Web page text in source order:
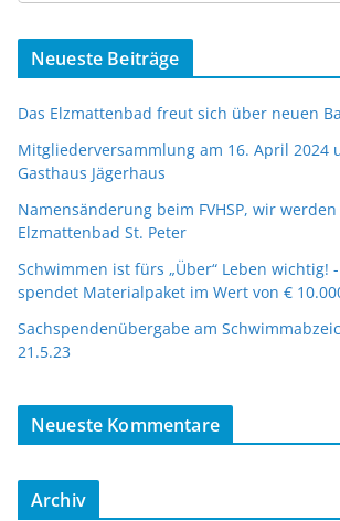
Neueste Beiträge
Das Elzmattenbad freut sich über neuen
Mitgliederversammlung am 16. April 2024
Gasthaus Jägerhaus
Namensänderung beim FVHSP, wir
Elzmattenbad St. Peter
Schwimmen ist fürs „Über“ Leben wichtig!
spendet Materialpaket im Wert von €
Sachspendenübergabe am
21.5.23
Neueste Kommentare
Archiv